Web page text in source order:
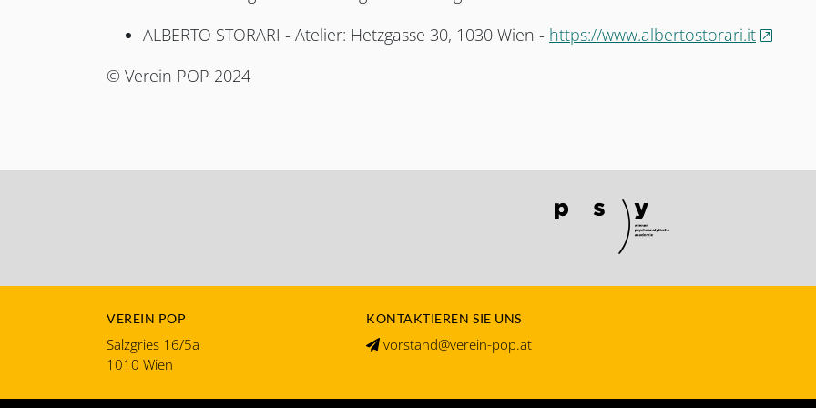
ALBERTO STORARI - Atelier: Hetzgasse 30, 1030 Wien - https://www.albertostorari.it, öffnet
© Verein POP 2024
VEREIN POP
Salzgries 16/5a
1010 Wien
KONTAKTIEREN SIE UNS
vorstand@verein-pop.at